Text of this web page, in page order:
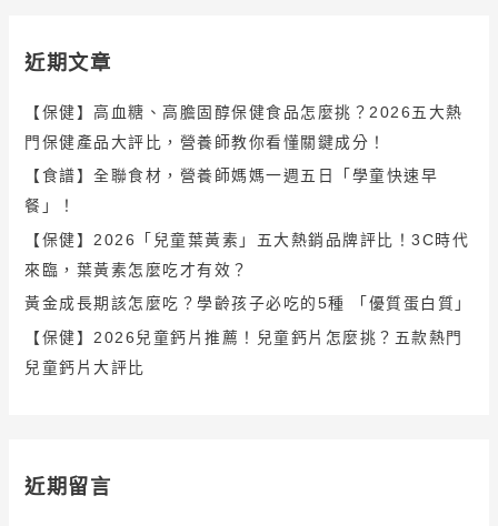
近期文章
【保健】高血糖、高膽固醇保健食品怎麼挑？2026五大熱
門保健產品大評比，營養師教你看懂關鍵成分！
【食譜】全聯食材，營養師媽媽一週五日「學童快速早
餐」！
【保健】2026「兒童葉黃素」五大熱銷品牌評比！3C時代
來臨，葉黃素怎麼吃才有效？
黃金成長期該怎麼吃？學齡孩子必吃的5種 「優質蛋白質」
【保健】2026兒童鈣片推薦！兒童鈣片怎麼挑？五款熱門
兒童鈣片大評比
近期留言